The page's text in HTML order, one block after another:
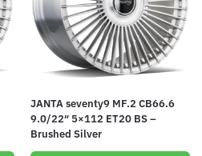
JANTA seventy9 MF.2 CB66.6
9.0/22″ 5×112 ET20 BS –
Brushed Silver